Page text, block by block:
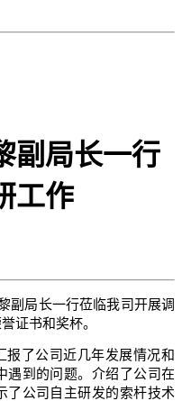
副局长一行
工作
副局长一行莅临我司开展调
证书和奖杯。
报了公司近几年发展情况和
遇到的问题。介绍了公司在
了公司自主研发的索杆技术